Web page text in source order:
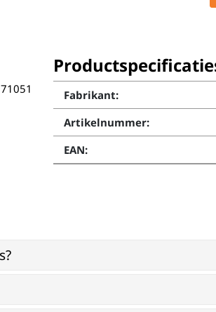
Fabrikant:
Artikelnummer:
EAN: